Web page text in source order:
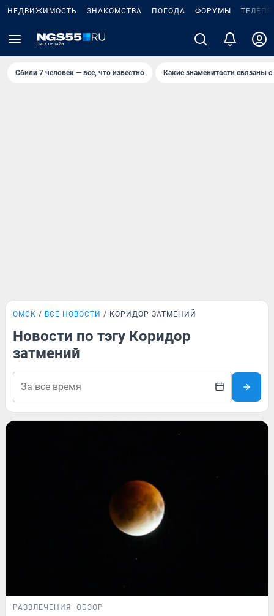
НЕДВИЖИМОСТЬ ЗНАКОМСТВА ПОГОДА ФОРУМЫ
Сбили 7 человек — все, что известно Какие знаменитости связаны
ОМСК ВСЕ НОВОСТИ КОРИДОР ЗАТМЕНИЙ
Новости по тэгу Коридор
затмений
РАЗВЛЕЧЕНИЯ ОБЗОР